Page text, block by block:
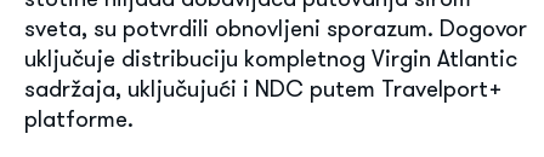
sveta, su potvrdili obnovljeni sporazum. Dogovor
uključuje distribuciju kompletnog Virgin Atlantic
sadržaja, uključujući i NDC putem Travelport+
platforme.